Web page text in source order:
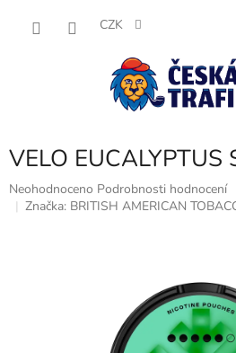
CZK
VELO EUCALYPTUS
Průměrné
hodnocení
Neohodnoceno Podrobnosti hodnocení
Značka: BRITISH AMERICAN